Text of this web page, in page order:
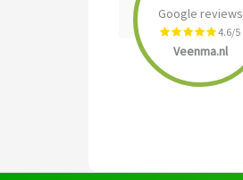
Google reviews
4.6/5
Veenma.nl